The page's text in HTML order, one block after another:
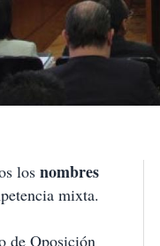
los nombres
mixta.
de Oposición